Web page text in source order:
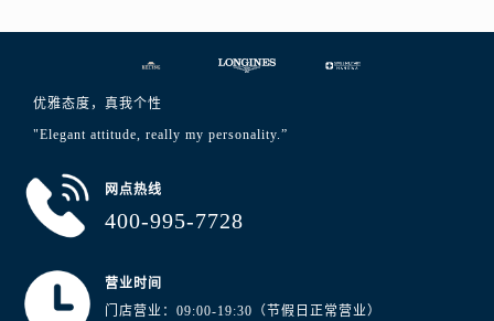
优雅态度，真我个性
"Elegant attitude, really my personality.”
网点热线
400-995-7728
营业时间
门店营业：09:00-19:30（节假日正常营业）